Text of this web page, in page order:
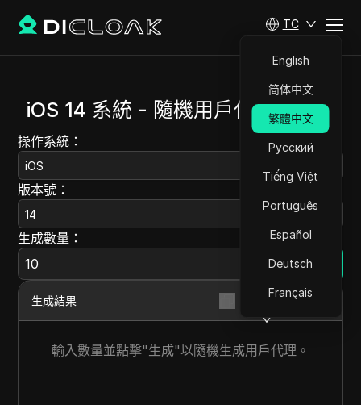
TC
English
简体中文
繁體中文
Русский
Tiếng Việt
Português
Español
Deutsch
Français
iOS 14 系統 - 隨機用戶代理生成器
操作系統：
iOS
版本號：
14
生成數量：
生成
生成結果
輸入數量並點擊"生成"以隨機生成用戶代理。